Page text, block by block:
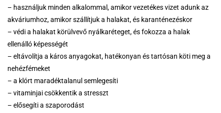
– használjuk minden alkalommal, amikor vezetékes vizet adunk az
akváriumhoz, amikor szállítjuk a halakat, és karanténezéskor
– védi a halakat körülvevő nyálkaréteget, és fokozza a halak
ellenálló képességét
– eltávolítja a káros anyagokat, hatékonyan és tartósan köti meg a
nehézfémeket
– a klórt maradéktalanul semlegesíti
– vitaminjai csökkentik a stresszt
– elősegíti a szaporodást